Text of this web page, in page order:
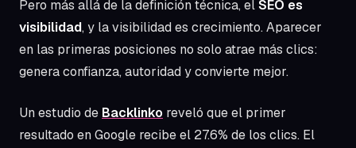
Pero más allá de la definición técnica, elSEO es
visibilidad, y la visibilidad es crecimiento. Aparecer
en las primeras posiciones no solo atrae más clics:
genera confianza, autoridad y convierte mejor.
Un estudio de Backlinko reveló que el primer
resultado en Google recibe el 27.6% de los clics. El